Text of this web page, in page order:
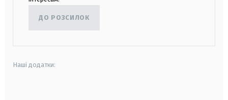
ДО РОЗСИЛОК
Наші додатки: